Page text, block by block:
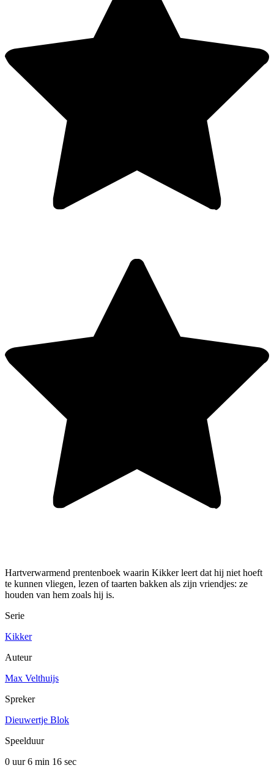
Hartverwarmend prentenboek waarin Kikker leert dat hij niet hoeft
te kunnen vliegen, lezen of taarten bakken als zijn vriendjes: ze
houden van hem zoals hij is.
Serie
Kikker
Auteur
Max Velthuijs
Spreker
Dieuwertje Blok
Speelduur
0 uur 6 min 16 sec